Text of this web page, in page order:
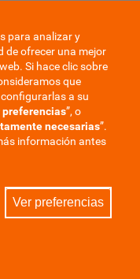
Cookies
para analizar y
de ofrecer una mejor
Si hace clic sobre
que
a su
preferencias”, o
necesarias”.
información antes
Ver preferencias